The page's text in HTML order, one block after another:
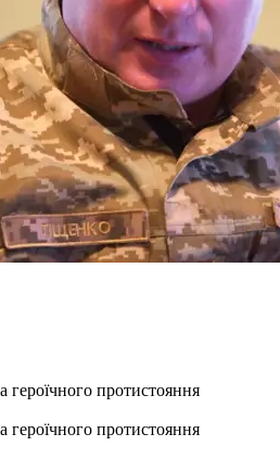
героїчного протистояння
героїчного протистояння